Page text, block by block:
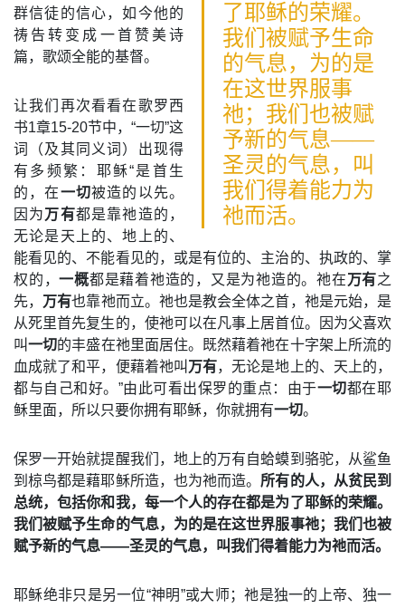
了耶稣的荣耀。
我们被赋予生命
的气息，为的是
在这世界服事
祂；我们也被赋
予新的气息——
圣灵的气息，叫
我们得着能力为
祂而活。
群信徒的信心，如今他的
祷告转变成一首赞美诗
篇，歌颂全能的基督。
让我们再次看看在歌罗西
书1章15-20节中，“一切”这
词（及其同义词）出现得
有多频繁：耶稣“是首生
的，在一切被造的以先。
因为万有都是靠祂造的，
无论是天上的、地上的、
能看见的、不能看见的，或是有位的、主治的、执政的、掌
权的，一概都是藉着祂造的，又是为祂造的。祂在万有之
先， 万有也靠祂而立。祂也是教会全体之首，祂是元始，是
从死里首先复生的，使祂可以在凡事上居首位。因为父喜欢
叫一切的丰盛在祂里面居住。既然藉着祂在十字架上所流的
血成就了和平，便藉着祂叫 万有，无论是地上的、天上的，
都与自己和好。”由此可看出保罗的重点：由于一切都在耶
稣里面，所以只要你拥有耶稣，你就拥有一切。
保罗一开始就提醒我们，地上的万有自蛤蟆到骆驼，从鲨鱼
到椋鸟都是藉耶稣所造，也为祂而造。 所有的人，从贫民到
总统，包括你和我，每一个人的存在都是为了耶稣的荣耀。
我们被赋予生命的气息，为的是在这世界服事祂；我们也被
赋予新的气息——圣灵的气息，叫我们得着能力为祂而活。
耶稣绝非只是另一位“神明”或大师；祂是独一的上帝、独一